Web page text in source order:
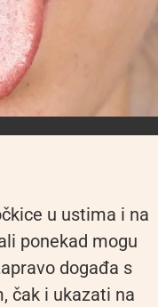
u ustima i na
ponekad mogu
događa s
čak i ukazati na